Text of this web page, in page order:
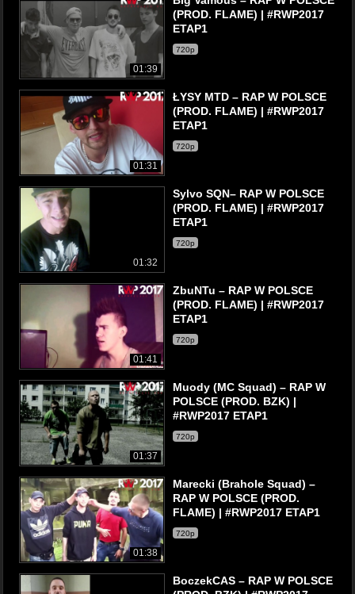
01:39
(PROD. FLAME) | #RWP2017
ETAP1
720p
01:31
ŁYSY MTD – RAP W POLSCE
(PROD. FLAME) | #RWP2017
ETAP1
720p
01:32
Sylvo SQN– RAP W POLSCE
(PROD. FLAME) | #RWP2017
ETAP1
720p
01:41
ZbuNTu – RAP W POLSCE
(PROD. FLAME) | #RWP2017
ETAP1
720p
01:37
Muody (MC Squad) – RAP W
POLSCE (PROD. BZK) |
#RWP2017 ETAP1
720p
01:38
Marecki (Brahole Squad) –
RAP W POLSCE (PROD.
FLAME) | #RWP2017 ETAP1
720p
BoczekCAS – RAP W POLSCE